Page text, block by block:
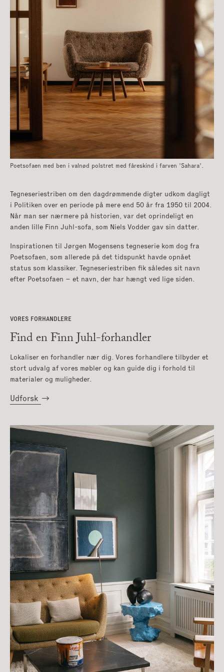
Bænke|Fodskamler|
Hylder og opbevaring
|Lænestole |
Skriveborde
Sofaborde|Sofaer
Spiseborde|Stole|
Tæpper|
Tegneseriestriben om den dagdrømmende digter udkom dagligt
i Politiken over en periode på mere end 50 år fra 1950 til 2004.
Når man ser nærmere på historien, var det oprindeligt en
anden lille Finn Juhl-sofa, som Niels Vodder gav sin datter.
Inspirationen til Jørgen Mogensens tegneserie kom dog fra
Poetsofaen, som allerede på det tidspunkt havde opnået
status som klassiker. Tegneseriestriben fik således sit navn
efter Poetsofaen – et navn, der har hængt ved lige siden.
Poetsofaen med ben i valnød polstret med fåreskind i farven 'Sahara'.
VORES FORHANDLERE
Find en Finn Juhl-forhandler
Lokaliser en forhandler nær dig. Vores forhandlere tilbyder et
stort udvalg af vores møbler og kan guide dig i forhold til
materialer og muligheder.
Udforsk